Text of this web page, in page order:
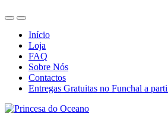
Início
Loja
FAQ
Sobre Nós
Contactos
Entregas Gratuitas no Funchal a